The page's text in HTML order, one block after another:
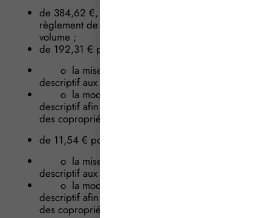
de 384,62 €, pour l’établissement de l’acte de
règlement de copropriété ou descriptif en
volume ;
de 192,31 € pour :
o la mise en conformité du règlement ou du
descriptif aux obligations légales ;
o la modification du règlement ou du
descriptif afin de prendre en compte la volonté
des copropriétaires ou des parties ;
de 11,54 € pour :
o la mise en conformité du règlement ou du
descriptif aux obligations légales ;
o la modification du règlement ou du
descriptif afin de prendre en compte la volonté
des copropriétaires ou des parties.